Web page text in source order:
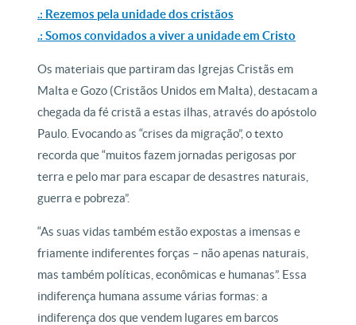
.: Rezemos pela unidade dos cristãos
.: Somos convidados a viver a unidade em Cristo
Os materiais que partiram das Igrejas Cristãs em
Malta e Gozo (Cristãos Unidos em Malta), destacam a
chegada da fé cristã a estas ilhas, através do apóstolo
Paulo. Evocando as “crises da migração”, o texto
recorda que “muitos fazem jornadas perigosas por
terra e pelo mar para escapar de desastres naturais,
guerra e pobreza”.
“As suas vidas também estão expostas a imensas e
friamente indiferentes forças – não apenas naturais,
mas também políticas, econômicas e humanas”. Essa
indiferença humana assume várias formas: a
indiferença dos que vendem lugares em barcos